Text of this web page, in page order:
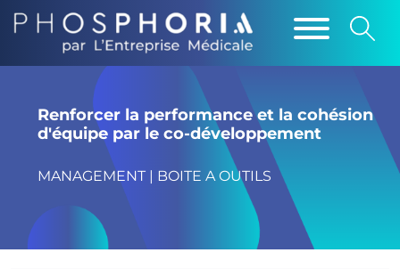
Renforcer la performance et la cohésion
d'équipe par le co-développement
MANAGEMENT | BOITE A OUTILS